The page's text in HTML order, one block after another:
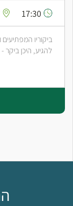
ביקוריו
להגיע, היכן ביקר